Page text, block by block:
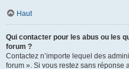
Haut
Qui contacter pour les abus ou les
forum ?
Contactez n’importe lequel des
forum ». Si vous restez sans réponse